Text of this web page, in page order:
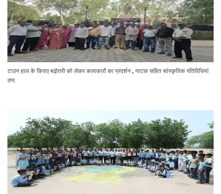
टाउन हाल के किराए बढ़ोतरी को लेकर कलाकारों का प्रदर्शन , नाटक सहित सांस्कृतिक गतिविधियां
ठप्प